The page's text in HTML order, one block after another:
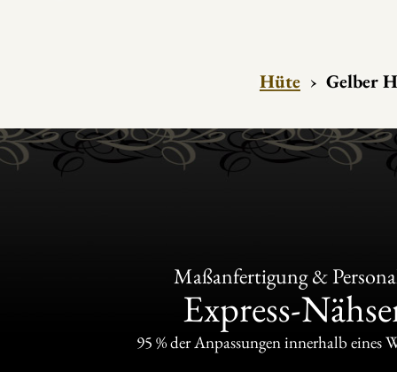
Hüte › Gelber
Maßanfertigung &
Express-
95 % der Anpassungen innerhalb eines